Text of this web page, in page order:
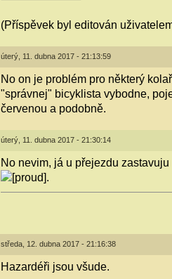
(Příspěvek byl editován
úterý, 11. dubna 2017 - 21:13:59
No on je problém pro některý
"správnej" bicyklista vybodne,
červenou a podobně.
úterý, 11. dubna 2017 - 21:30:14
No nevim, já u přejezdu
.
středa, 12. dubna 2017 - 21:16:38
Hazardéři jsou všude.